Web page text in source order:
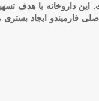
داروخانه با هدف
تیمی متخصص آغاز به کار کرد. هدف